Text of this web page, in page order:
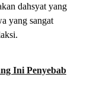
dahsyat yang
yang sangat
Ini Penyebab